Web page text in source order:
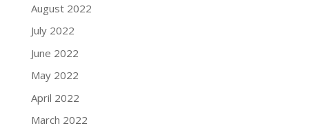
August 2022
July 2022
June 2022
May 2022
April 2022
March 2022